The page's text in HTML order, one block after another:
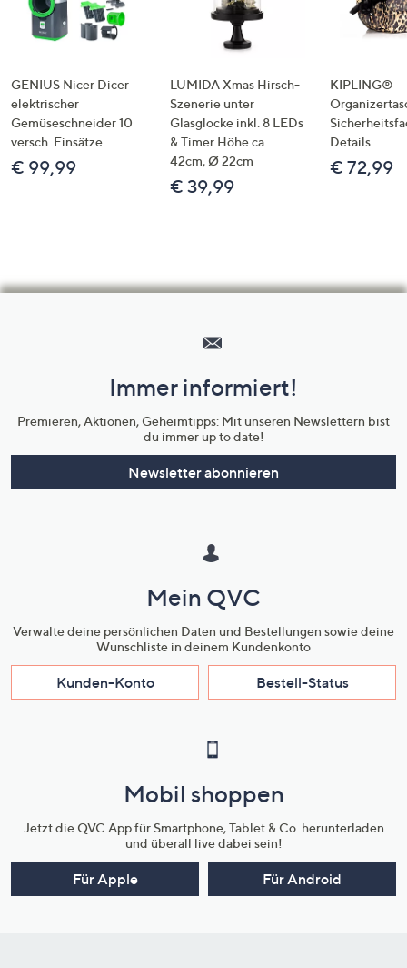
GENIUS Nicer Dicer
elektrischer
Gemüseschneider 10
versch. Einsätze
€ 99,99
LUMIDA Xmas Hirsch-
Szenerie unter
Glasglocke inkl. 8 LEDs
& Timer Höhe ca.
42cm, Ø 22cm
€ 39,99
KIPLING®
Details
€ 72,99
Unternehmensinformationen
Immer informiert!
Premieren, Aktionen, Geheimtipps: Mit unseren Newslettern bist
du immer up to date!
Newsletter abonnieren
Mein QVC
Verwalte deine persönlichen Daten und Bestellungen sowie deine
Wunschliste in deinem Kundenkonto
Kunden-Konto Bestell-Status
Mobil shoppen
Jetzt die QVC App für Smartphone, Tablet & Co. herunterladen
und überall live dabei sein!
Für Apple Für Android